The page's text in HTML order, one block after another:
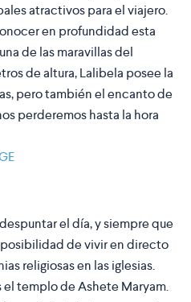
atractivos para el viajero.
en profundidad esta
de las maravillas del
de altura, Lalibela posee la
pero también el encanto de
perderemos hasta la hora
el día, y siempre que
de vivir en directo
religiosas en las iglesias.
templo de Ashete Maryam.